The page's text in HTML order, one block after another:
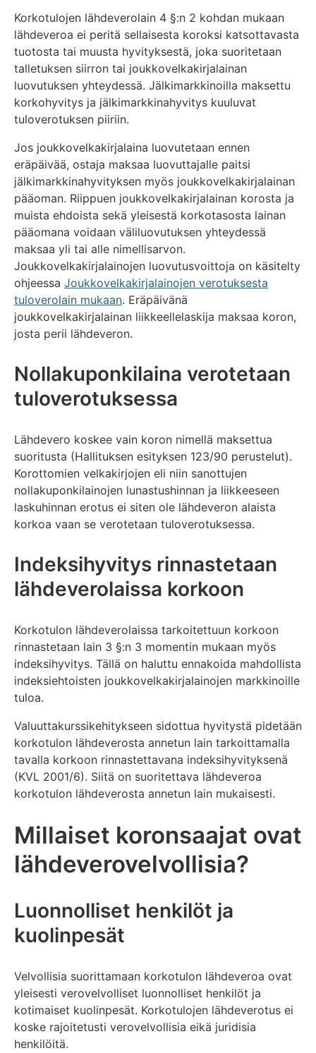
Korkotulojen lähdeverolain 4 §:n 2 kohdan mukaan
lähdeveroa ei peritä sellaisesta koroksi katsottavasta
tuotosta tai muusta hyvityksestä, joka suoritetaan
talletuksen siirron tai joukkovelkakirjalainan
luovutuksen yhteydessä. Jälkimarkkinoilla maksettu
korkohyvitys ja jälkimarkkinahyvitys kuuluvat
tuloverotuksen piiriin.
Jos joukkovelkakirjalaina luovutetaan ennen
eräpäivää, ostaja maksaa luovuttajalle paitsi
jälkimarkkinahyvityksen myös joukkovelkakirjalainan
pääoman. Riippuen joukkovelkakirjalainan korosta ja
muista ehdoista sekä yleisestä korkotasosta lainan
pääomana voidaan väliluovutuksen yhteydessä
maksaa yli tai alle nimellisarvon.
Joukkovelkakirjalainojen luovutusvoittoja on käsitelty
ohjeessa Joukkovelkakirjalainojen verotuksesta
tuloverolain mukaan. Eräpäivänä
joukkovelkakirjalainan liikkeellelaskija maksaa koron,
josta perii lähdeveron.
Nollakuponkilaina verotetaan
tuloverotuksessa
Lähdevero koskee vain koron nimellä maksettua
suoritusta (Hallituksen esityksen 123/90 perustelut).
Korottomien velkakirjojen eli niin sanottujen
nollakuponkilainojen lunastushinnan ja liikkeeseen
laskuhinnan erotus ei siten ole lähdeveron alaista
korkoa vaan se verotetaan tuloverotuksessa.
Indeksihyvitys rinnastetaan
lähdeverolaissa korkoon
Korkotulon lähdeverolaissa tarkoitettuun korkoon
rinnastetaan lain 3 §:n 3 momentin mukaan myös
indeksihyvitys. Tällä on haluttu ennakoida mahdollista
indeksiehtoisten joukkovelkakirjalainojen markkinoille
tuloa.
Valuuttakurssikehitykseen sidottua hyvitystä pidetään
korkotulon lähdeverosta annetun lain tarkoittamalla
tavalla korkoon rinnastettavana indeksihyvityksenä
(KVL 2001/6). Siitä on suoritettava lähdeveroa
korkotulon lähdeverosta annetun lain mukaisesti.
Millaiset koronsaajat ovat
lähdeverovelvollisia?
Luonnolliset henkilöt ja
kuolinpesät
Velvollisia suorittamaan korkotulon lähdeveroa ovat
yleisesti verovelvolliset luonnolliset henkilöt ja
kotimaiset kuolinpesät. Korkotulojen lähdeverotus ei
koske rajoitetusti verovelvollisia eikä juridisia
henkilöitä.